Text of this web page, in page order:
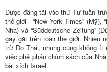
Ðược đăng tải vào thứ Tư tuần
thế giới - “New York Times” (Mỹ),
Nha) và “Süddeutsche Zeitung”
gay gắt trên toàn thế giới. Nhiều
trừ Do Thái, nhưng cũng không ít
việc phê phán chính sách của
bài xích Israel.